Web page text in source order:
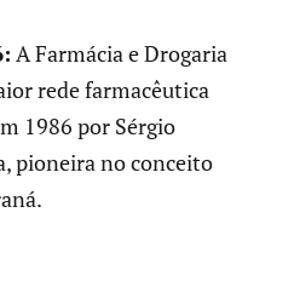
A Farmácia e Drogaria
rede farmacêutica
1986 por Sérgio
pioneira no conceito